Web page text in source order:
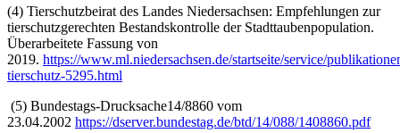
(4) Tierschutzbeirat des Landes Niedersachsen: Empfehlungen zur
tierschutzgerechten Bestandskontrolle der Stadttaubenpopulation.
Überarbeitete Fassung von
2019. https://www.ml.niedersachsen.de/startseite/service/
tierschutz-5295.html
(5) Bundestags-Drucksache14/8860 vom
23.04.2002 https://dserver.bundestag.de/btd/14/088/1408860.pdf